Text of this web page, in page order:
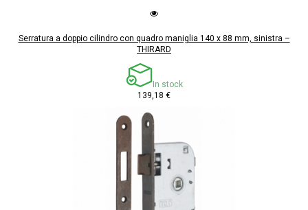
Serratura a doppio cilindro con quadro maniglia 140 x 88 mm, sinistra –
THIRARD
In stock
139,18 €